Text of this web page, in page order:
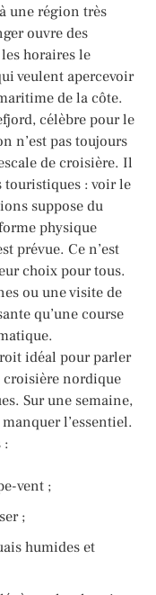
une région très
ouvre des
horaires le
veulent apercevoir
de la côte.
célèbre pour le
n’est pas toujours
de croisière. Il
touristiques : voir le
suppose du
physique
prévue. Ce n’est
choix pour tous.
ou une visite de
qu’une course
idéal pour parler
croisière nordique
Sur une semaine,
l’essentiel.
:
vent ;
;
humides et